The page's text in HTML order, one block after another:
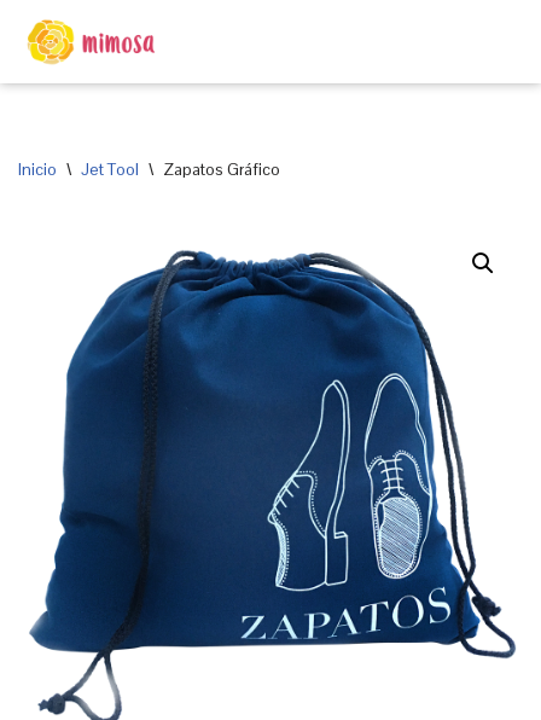
Saltar
al
Inicio \ Jet Tool \ Zapatos Gráfico